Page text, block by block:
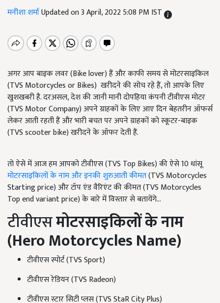
मनीशा शर्माUpdated on 3 April, 2022 5:08 PM IST
अगर आप बाइक लवर (Bike lover) हैं और काफी समय से मोटरसाइकिल
(TVS Motorcycles or Bikes) खरीदने की सोच रहे हैं, तो आपके लिए
खुशखबरी है. दरअसल, देश की जानी मानी दोपहिया कंपनी टीवीएस मोटर
(TVS Motor Company) अपने ग्राहकों के लिए आए दिन बेहतरीन ऑफर्स
लेकर आती रहती हैं और भारी बचत पर अपने ग्राहकों को स्कूटर-बाइक
(TVS scooter bike) खरीदने के ऑफर देती हैं.
तो ऐसे में आज हम आपको टीवीएस (TVS Top Bikes) की ऐसे 10 धांसू
मोटरसाइकिलों के नाम और इनकी शुरुआती कीमत(TVS Motorcycles
Starting price) और टॉप एंड वैरिएंट की कीमत (TVS Motorcycles
Top end variant price) के बारे में विस्तार से बतायेंगे...
टीवीएसमोटरसाइकिलों के नाम
(Hero Motorcycles Name)
टीवीएस स्पोर्ट (TVS Sport)
टीवीएस रेडियन (TVS Radeon)
टीवीएस स्टार सिटी प्लस (TVS StaR City Plus)